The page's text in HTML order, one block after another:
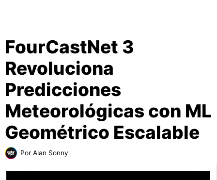
FourCastNet 3
Revoluciona
Predicciones
Meteorológicas con ML
Geométrico Escalable
Por Alan Sonny